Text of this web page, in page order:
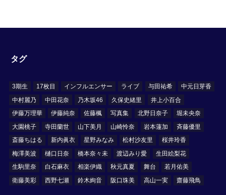
タグ
3期生 17枚目 インフルエンサー ライブ 与田祐希
中元日芽香
中村麗乃
中田花奈 乃木坂46 久保史緒里
井上小百合
伊藤万理華
伊藤純奈 佐藤楓 写真集 北野日奈子
堀未央奈
大園桃子
寺田蘭世 山下美月 山崎怜奈 岩本蓮加
斉藤優里
斎藤ちはる
新内眞衣 星野みなみ 松村沙友里
桜井玲香
梅澤美波
樋口日奈 橋本奈々未 渡辺みり愛
生田絵梨花
生駒里奈
白石麻衣 相楽伊織 秋元真夏 舞台
若月佑美
衛藤美彩
西野七瀬 鈴木絢音 阪口珠美 高山一実 齋藤飛鳥